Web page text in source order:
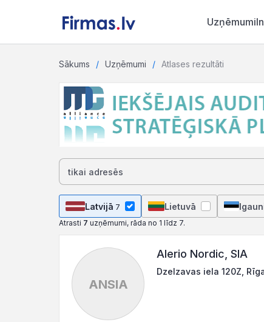
Uzņēmumi
Sākums Uzņēmumi Atlases rezultāti
Latvijā 7 Lietuvā
Atrasti 7 uzņēmumi, rāda no 1 līdz 7.
ANSIA
Alerio Nordic, SIA
Dzelzavas iela 120Z,